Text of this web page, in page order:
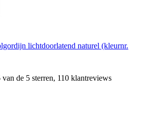
lichtdoorlatend naturel (kleurnr.
de 5 sterren, 110 klantreviews